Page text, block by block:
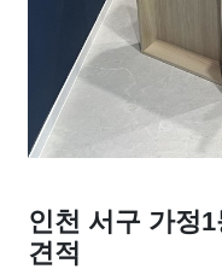
인천 서구 가정
견적